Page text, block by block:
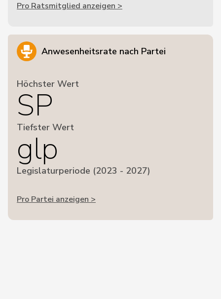
Pro Ratsmitglied anzeigen >
Anwesenheitsrate nach Partei
Höchster Wert
SP
Tiefster Wert
glp
Legislaturperiode (2023 - 2027)
Pro Partei anzeigen >